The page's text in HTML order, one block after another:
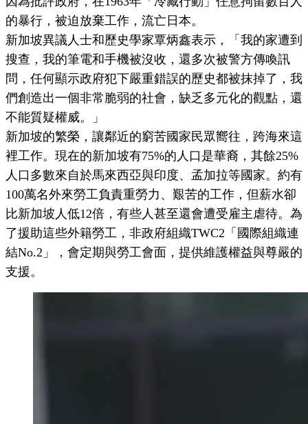
的暴行，被迫放棄工作，流亡日本。
新加坡異議人士和歷史學家覃炳鑫表示，「我的家遭到
搜查，我的筆電和手機被沒收，還多次被警方傳喚訊
問，任何顯示政府犯下嚴重錯誤的歷史都被抹掉了，我
們創造出一個非常脆弱的社會，缺乏多元化的觀點，還
不能質疑權威。」
新加坡的繁榮，讓鄰近的窮苦國家民眾嚮往，跨海來這
裡工作。現在的新加坡有75%的人口是華裔，其餘25%
人口多數來自於馬來西亞與印度、孟加拉等國家。約有
100萬名外來勞工負責重勞力、艱苦的工作，但薪水卻
比新加坡人低12倍，有些人甚至還會遭受雇主虐待。為
了援助這些外籍勞工，非政府組織TWC2「國際組織連
結No.2」，會定期與勞工會面，提供維護權益與尊嚴的
支援。